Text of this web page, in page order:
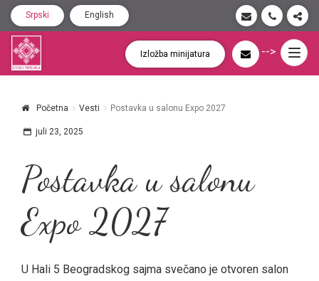
Srpski English
Izložba minijatura -->
Početna Vesti Postavka u salonu Expo 2027
juli 23, 2025
Postavka u salonu
Expo 2027
U Hali 5 Beogradskog sajma svečano je otvoren salon